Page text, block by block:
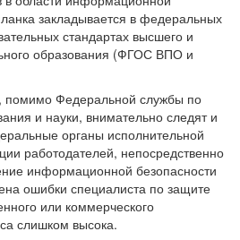
закладывается в федеральных
стандартах высшего и
образования (ФГОС ВПО и
помимо Федеральной службы по
и науки, внимательно следят и
органы исполнительной
работодателей, непосредственно
информационной безопасности
ошибки специалиста по защите
или коммерческого
слишком высока.